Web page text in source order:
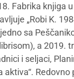
Fabrika knjiga
„Robi K.
sa
a 2019.
i seljaci,
aktiva“.